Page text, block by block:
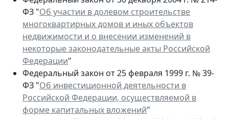
ФЗ "Об участии в долевом строительстве
многоквартирных домов и иных объектов
недвижимости и о внесении изменений в
некоторые законодательные акты Российской
Федерации"
Федеральный закон от 25 февраля 1999 г. № 39-
ФЗ "Об инвестиционной деятельности в
Российской Федерации, осуществляемой в
форме капитальных вложений"